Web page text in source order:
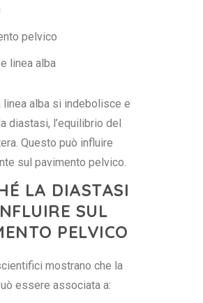
pelvico
linea alba
linea alba si indebolisce e
diastasi, l’equilibrio del
Questo può influire
sul pavimento pelvico.
LA DIASTASI
SUL
PELVICO
mostrano che la
essere associata a: